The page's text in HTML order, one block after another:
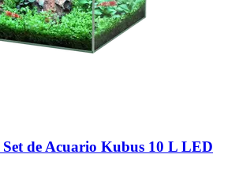
Set de Acuario Kubus 10 L LED